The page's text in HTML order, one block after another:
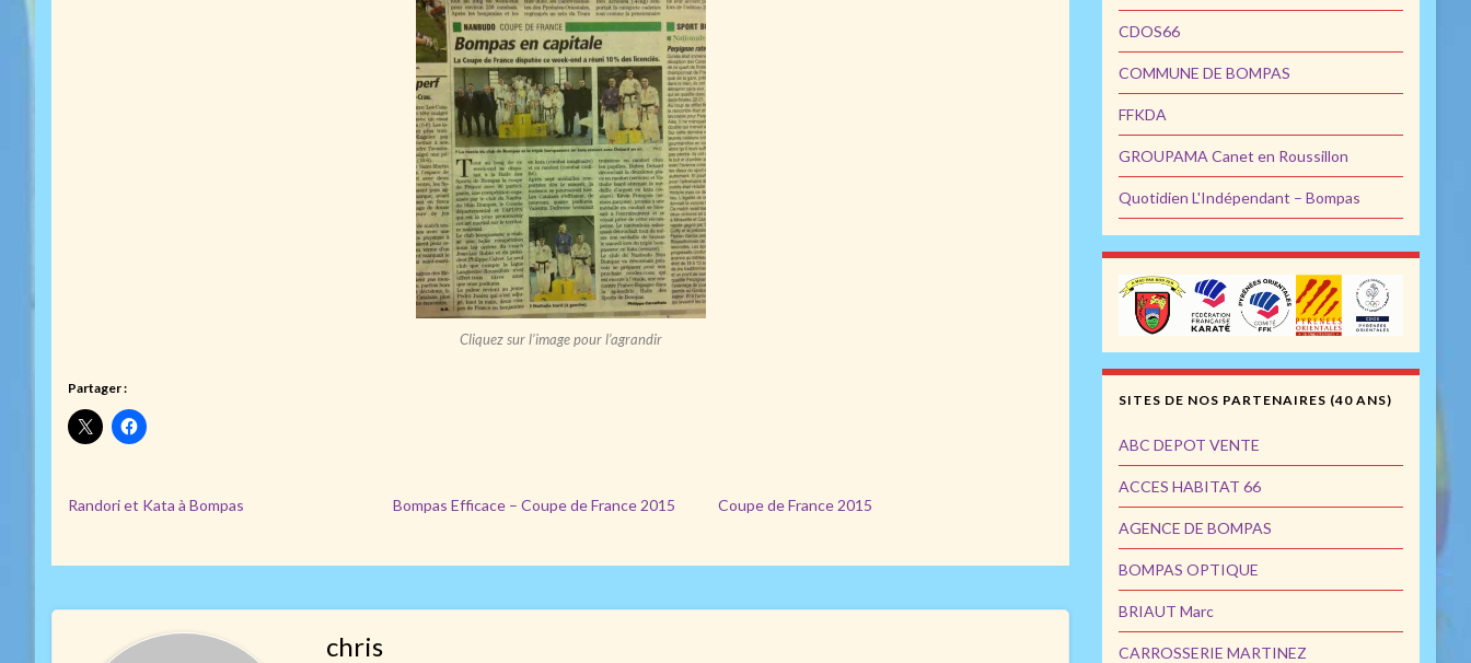
Cliquez sur l’image pour l’agrandir
Partager :
Randori et Kata à Bompas Bompas Efficace – Coupe de France 2015 Coupe de France 2015
chris
CDOS66
COMMUNE DE BOMPAS
FFKDA
GROUPAMA Canet en Roussillon
Quotidien L'Indépendant – Bompas
SITES DE NOS PARTENAIRES (40 ANS)
ABC DEPOT VENTE
ACCES HABITAT 66
AGENCE DE BOMPAS
BOMPAS OPTIQUE
BRIAUT Marc
CARROSSERIE MARTINEZ